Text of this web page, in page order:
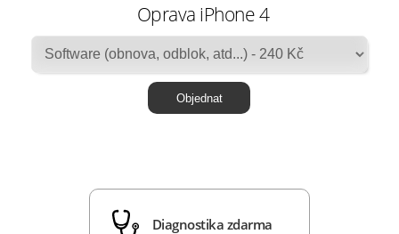
Oprava iPhone 4
Diagnostika zdarma